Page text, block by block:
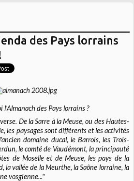
des Pays lorrains
des Pays lorrains ?
De la Sarre à la Meuse, ou des Hautes-
les paysages sont différents et les activités
domaine ducal, le Barrois, les Trois-
le comté de Vaudémont, la principauté
de Moselle et de Meuse, les pays de la
la vallée de la Meurthe, la Saône lorraine, la
vosgienne..."